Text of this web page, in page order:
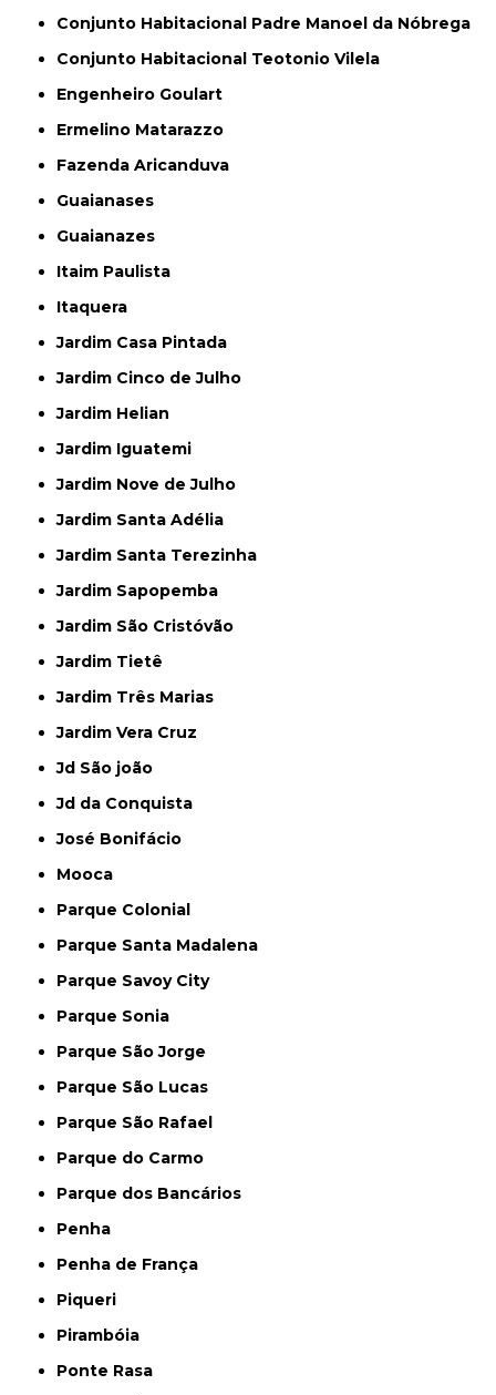
Conjunto Habitacional Padre Manoel da Nóbrega
Conjunto Habitacional Teotonio Vilela
Engenheiro Goulart
Ermelino Matarazzo
Fazenda Aricanduva
Guaianases
Guaianazes
Itaim Paulista
Itaquera
Jardim Casa Pintada
Jardim Cinco de Julho
Jardim Helian
Jardim Iguatemi
Jardim Nove de Julho
Jardim Santa Adélia
Jardim Santa Terezinha
Jardim Sapopemba
Jardim São Cristóvão
Jardim Tietê
Jardim Três Marias
Jardim Vera Cruz
Jd São joão
Jd da Conquista
José Bonifácio
Mooca
Parque Colonial
Parque Santa Madalena
Parque Savoy City
Parque Sonia
Parque São Jorge
Parque São Lucas
Parque São Rafael
Parque do Carmo
Parque dos Bancários
Penha
Penha de França
Piqueri
Pirambóia
Ponte Rasa